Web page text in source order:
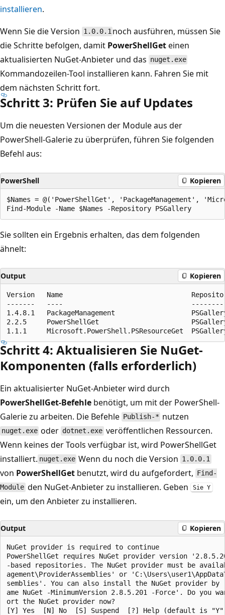
installieren.
Wenn Sie die Version 1.0.0.1 noch ausführen, müssen Sie
die Schritte befolgen, damit PowerShellGeteinen
aktualisierten NuGet-Anbieter und das nuget.exe
Kommandozeilen-Tool installieren kann. Fahren Sie mit
dem nächsten Schritt fort.
Schritt 3: Prüfen Sie auf Updates
Um die neuesten Versionen der Module aus der
PowerShell-Galerie zu überprüfen, führen Sie folgenden
Befehl aus:
PowerShell Kopieren
$Names = @('PowerShellGet', 'PackageManagement',
Sie sollten ein Ergebnis erhalten, das dem folgenden
ähnelt:
Output Kopieren
Version   Name
-------   ----
1.4.8.1   PackageManagement                   PSGallery
2.2.5     PowerShellGet                       PSGallery
Schritt 4: Aktualisieren Sie NuGet-
Komponenten (falls erforderlich)
Ein aktualisierter NuGet-Anbieter wird durch
PowerShellGet-Befehle benötigt, um mit der PowerShell-
Galerie zu arbeiten. Die Befehle Publish-* nutzen
nuget.exe oder dotnet.exe veröffentlichen Ressourcen.
Wenn keines der Tools verfügbar ist, wird PowerShellGet
installiert. nuget.exe Wenn du noch die Version 1.0.0.1
von PowerShellGet benutzt, wird du aufgefordert, Find-
Module den NuGet-Anbieter zu installieren. Geben Sie Y
ein, um den Anbieter zu installieren.
Output Kopieren
NuGet provider is required to continue
PowerShellGet requires NuGet provider version
-based repositories. The NuGet provider must be
agement\ProviderAssemblies' or
semblies'. You can also install the NuGet provider by
ame NuGet -MinimumVersion 2.8.5.201 -Force'. Do you
ort the NuGet provider now?
[Y] Yes  [N] No  [S] Suspend  [?] Help (default is